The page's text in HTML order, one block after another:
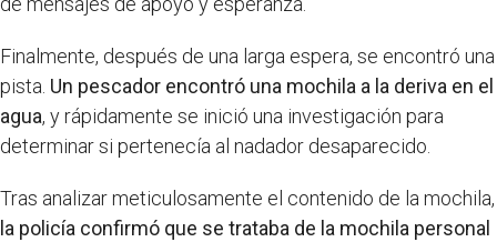
Finalmente, después de una larga espera, se encontró una
pista. Un pescador encontró una mochila a la deriva en el
agua, y rápidamente se inició una investigación para
determinar si pertenecía al nadador desaparecido.
Tras analizar meticulosamente el contenido de la mochila,
la policía confirmó que se trataba de la mochila personal